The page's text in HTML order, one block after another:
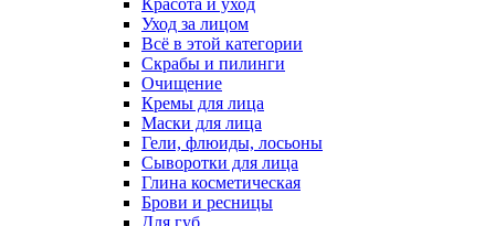
Красота и уход
Уход за лицом
Всё в этой категории
Скрабы и пилинги
Очищение
Кремы для лица
Маски для лица
Гели, флюиды, лосьоны
Сыворотки для лица
Глина косметическая
Брови и ресницы
Для губ